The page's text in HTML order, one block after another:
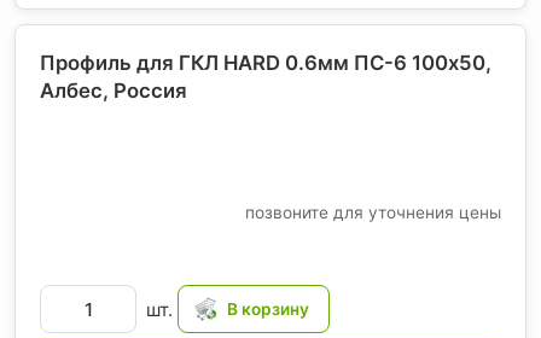
Профиль для ГКЛ HARD 0.6мм ПС-6 100х50,
Албес, Россия
позвоните для уточнения цены
шт.